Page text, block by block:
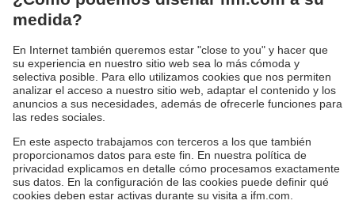
conexión fiable de sistemas de control y módulos de
máquinas móviles, en especial para el montaje en cuadros
eléctricos o paneles de mando. Los cables de conexión
con conectores AMP pueden bloquearse y están
protegidos contra inversiones de polaridad. Todos los
cables se caracterizan por su amplio rango de temperatura
de funcionamiento.